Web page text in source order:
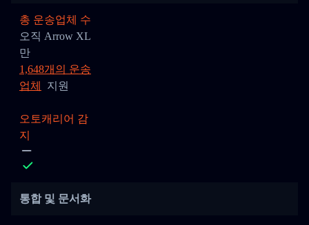
총 운송업체 수
오직 Arrow XL
만
1,648개의 운송
업체
지원
오토캐리어 감
지
통합 및 문서화